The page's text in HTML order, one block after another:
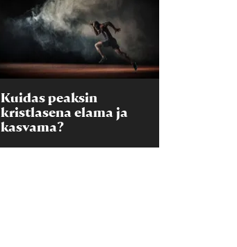
Kuidas peaksin
kristlasena elama ja
kasvama?